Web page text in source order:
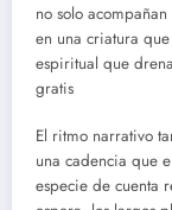
no solo
en una criatura
espiritual que
gratis
El ritmo narrativo
una cadencia que
especie de cuenta